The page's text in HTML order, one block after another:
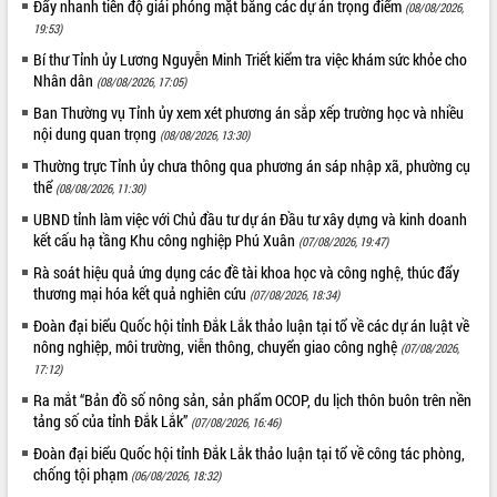
Tháo gỡ những vướng mắc, đẩy mạnh
công tác cải cách thủ tục hành chính
tại Trung tâm Phục vụ hành chính
công tỉnh
Đắk Lắk: Tôn vinh 46 giải pháp tại Hội
thi Sáng tạo Kỹ thuật 2024 - 2025
Đắk Lắk rà soát, điều chỉnh Đề án 190
về phát triển nuôi trồng thủy sản
Phó Chủ tịch UBND tỉnh Đắk Lắk
Trương Công Thái kiểm tra thực địa
Thuột
Định vị cà phê Việt Nam như một “di
sản sống” trong dòng chảy toàn cầu
Xây dựng nông thôn mới: Nâng cao đời
sống người dân từ những mô hình thiết
thực
Quyết liệt tháo gỡ vướng mắc, đẩy
nhanh tiến độ các dự án trọng điểm
trong Khu kinh tế Nam Phú Yên
Đẩy nhanh tiến độ giải phóng mặt bằng các dự án trọng điểm (08/08/2026,
19:53)
Bí thư Tỉnh ủy Lương Nguyễn Minh Triết kiểm tra việc khám sức khỏe cho
Nhân dân (08/08/2026, 17:05)
Ban Thường vụ Tỉnh ủy xem xét phương án sắp xếp trường học và nhiều
nội dung quan trọng (08/08/2026, 13:30)
Thường trực Tỉnh ủy chưa thông qua phương án sáp nhập xã, phường cụ
thể (08/08/2026, 11:30)
UBND tỉnh làm việc với Chủ đầu tư dự án Đầu tư xây dựng và kinh doanh
kết cấu hạ tầng Khu công nghiệp Phú Xuân (07/08/2026, 19:47)
Rà soát hiệu quả ứng dụng các đề tài khoa học và công nghệ, thúc đẩy
thương mại hóa kết quả nghiên cứu (07/08/2026, 18:34)
Đoàn đại biểu Quốc hội tỉnh Đắk Lắk thảo luận tại tổ về các dự án luật về
nông nghiệp, môi trường, viễn thông, chuyển giao công nghệ (07/08/2026,
17:12)
Ra mắt “Bản đồ số nông sản, sản phẩm OCOP, du lịch thôn buôn trên nền
tảng số của tỉnh Đắk Lắk” (07/08/2026, 16:46)
Đoàn đại biểu Quốc hội tỉnh Đắk Lắk thảo luận tại tổ về công tác phòng,
chống tội phạm (06/08/2026, 18:32)